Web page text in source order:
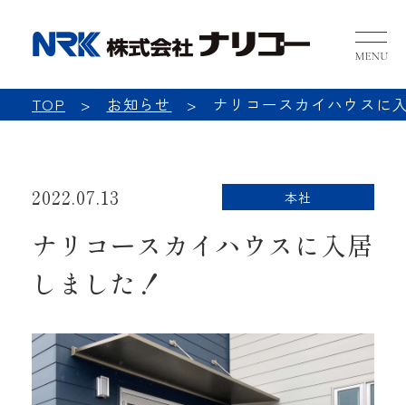
NRK
TOP お知らせ ナリコースカイハウスに
2022.07.13 本社
ナリコースカイハウスに入居
しました！